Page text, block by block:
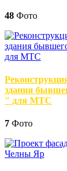
48 Фото
здания
" для МТС
7 Фото